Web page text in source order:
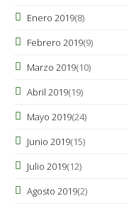
Enero 2019(8)
Febrero 2019(9)
Marzo 2019(10)
Abril 2019(19)
Mayo 2019(24)
Junio 2019(15)
Julio 2019(12)
Agosto 2019(2)